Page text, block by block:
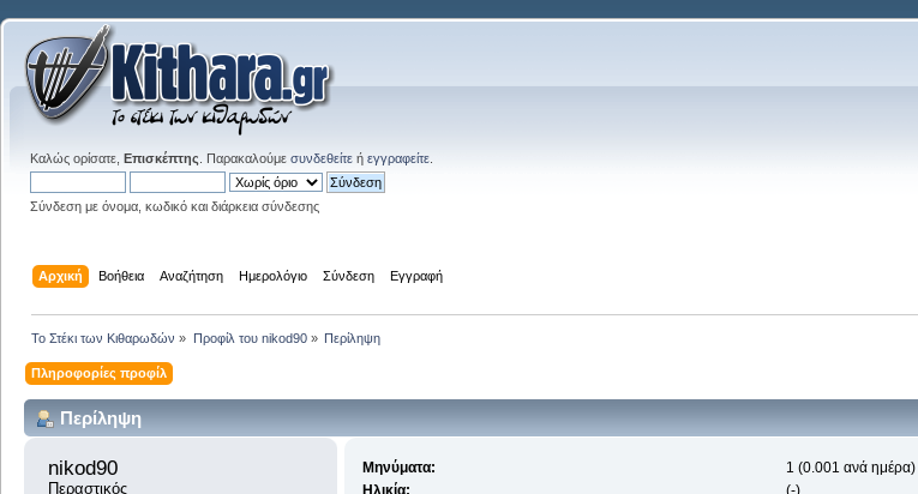
Καλώς ορίσατε, Επισκέπτης . Παρακαλούμε συνδεθείτε ή εγγραφείτε
Σύνδεση με όνομα, κωδικό και διάρκεια σύνδεσης
Αρχική Βοήθεια Αναζήτηση Ημερολόγιο Σύνδεση Εγγραφή
Το Στέκι των Κιθαρωδών » Προφίλ του nikod90» Περίληψη
Πληροφορίες προφίλ
Περίληψη
nikod90
Περαστικός
Μηνύματα:
1 (0.001 ανά ημέρα)
Ηλικία:
(-)